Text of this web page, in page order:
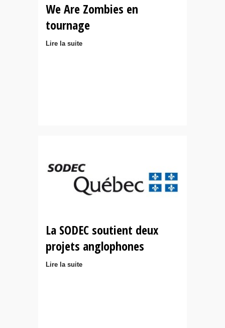
We Are Zombies en
tournage
Lire la suite
La SODEC soutient deux
projets anglophones
Lire la suite